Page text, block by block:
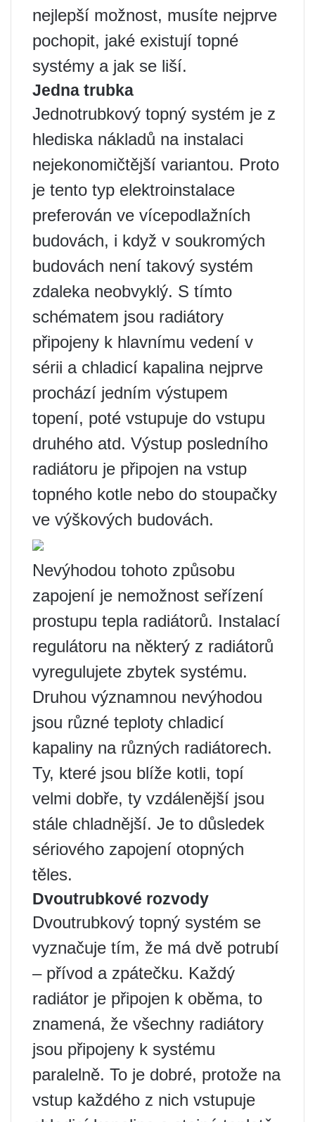
nejlepší možnost, musíte nejprve
pochopit, jaké existují topné
systémy a jak se liší.
Jedna trubka
Jednotrubkový topný systém je z
hlediska nákladů na instalaci
nejekonomičtější variantou. Proto
je tento typ elektroinstalace
preferován ve vícepodlažních
budovách, i když v soukromých
budovách není takový systém
zdaleka neobvyklý. S tímto
schématem jsou radiátory
připojeny k hlavnímu vedení v
sérii a chladicí kapalina nejprve
prochází jedním výstupem
topení, poté vstupuje do vstupu
druhého atd. Výstup posledního
radiátoru je připojen na vstup
topného kotle nebo do stoupačky
ve výškových budovách.
Nevýhodou tohoto způsobu
zapojení je nemožnost seřízení
prostupu tepla radiátorů. Instalací
regulátoru na některý z radiátorů
vyregulujete zbytek systému.
Druhou významnou nevýhodou
jsou různé teploty chladicí
kapaliny na různých radiátorech.
Ty, které jsou blíže kotli, topí
velmi dobře, ty vzdálenější jsou
stále chladnější. Je to důsledek
sériového zapojení otopných
těles.
Dvoutrubkové rozvody
Dvoutrubkový topný systém se
vyznačuje tím, že má dvě potrubí
– přívod a zpátečku. Každý
radiátor je připojen k oběma, to
znamená, že všechny radiátory
jsou připojeny k systému
paralelně. To je dobré, protože na
vstup každého z nich vstupuje